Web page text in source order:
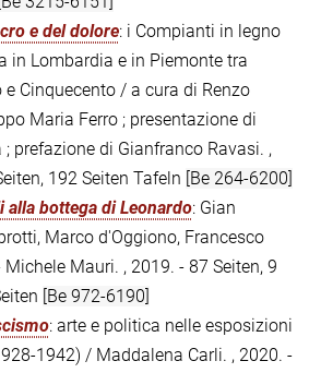
e del dolore: i Compianti in legno
in Lombardia e in Piemonte tra
e Cinquecento / a cura di Renzo
Maria Ferro ; presentazione di
; prefazione di Gianfranco Ravasi. ,
192 Seiten Tafeln [Be 264-6200]
alla bottega di Leonardo: Gian
Marco d'Oggiono, Francesco
Mauri. , 2019. - 87 Seiten, 9
[Be 972-6190]
: arte e politica nelle esposizioni
1942) / Maddalena Carli. , 2020. -